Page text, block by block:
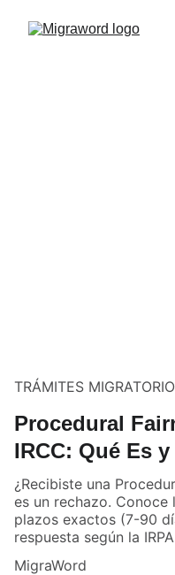
TRÁMITES
Procedural
IRCC: Qué Es
¿Recibiste una
es un rechazo. Conoce
plazos exactos (7-90
respuesta según la
MigraWord